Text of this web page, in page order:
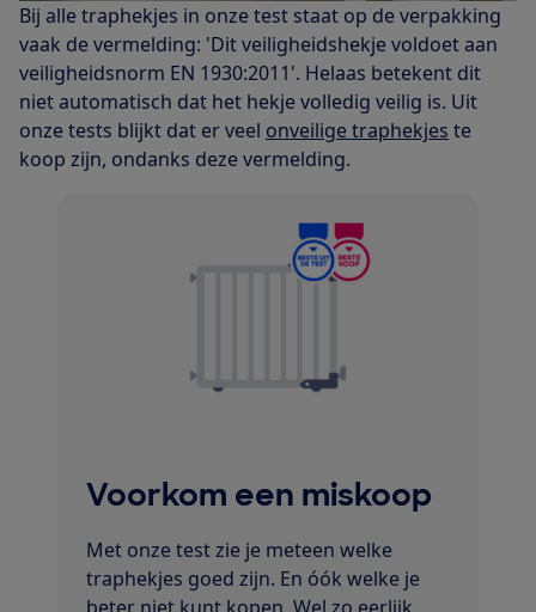
Bij alle traphekjes in onze test staat op de verpakking
vaak de vermelding: 'Dit veiligheidshekje voldoet aan
veiligheidsnorm EN 1930:2011'. Helaas betekent dit
niet automatisch dat het hekje volledig veilig is. Uit
onze tests blijkt dat er veel onveilige traphekjes te
koop zijn, ondanks deze vermelding.
Voorkom een miskoop
Met onze test zie je meteen welke
traphekjes goed zijn. En óók welke je